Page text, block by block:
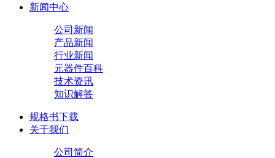
新闻中心
公司新闻
产品新闻
行业新闻
元器件百科
技术资讯
知识解答
规格书下载
关于我们
公司简介